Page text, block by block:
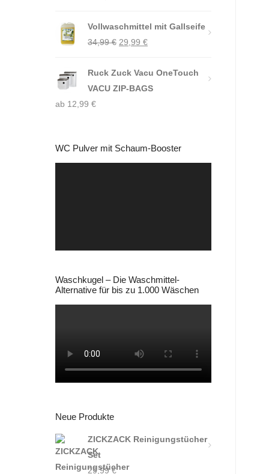
Vollwaschmittel mit Gallseife
34,99€ Ursprünglicher
war:
34,99 €
29,99 €Aktueller
ist:
29,99 €.
Ruck Zuck Vacu OneTouch
VACU ZIP-BAGS
ab 12,99 €
WC Pulver mit Schaum-Booster
Waschkugel – Die Waschmittel-
Alternative für bis zu 1.000 Wäschen
Neue Produkte
ZICKZACK Reinigungstücher
Set
29,99€